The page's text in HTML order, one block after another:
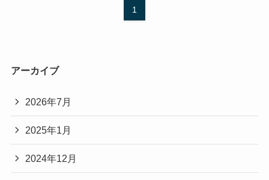
1
アーカイブ
2026年7月
2025年1月
2024年12月